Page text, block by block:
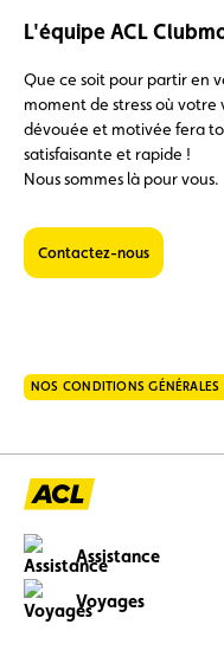
L'équipe ACL
Que ce soit pour partir en
moment de stress où
dévouée et motivée fera
satisfaisante et rapide !
Nous sommes là pour vous.
Contactez-nous
NOS CONDITIONS GÉNÉRALES
Assistance
Voyages